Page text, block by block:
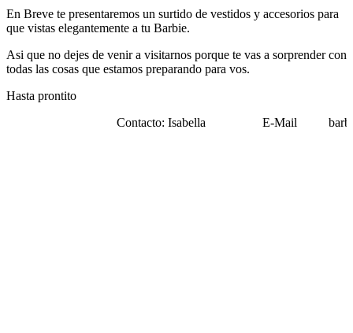
En Breve te presentaremos un surtido de vestidos y accesorios para
que vistas elegantemente a tu Barbie.
Asi que no dejes de venir a visitarnos porque te vas a sorprender con
todas las cosas que estamos preparando para vos.
Hasta prontito
Contacto: Isabella E-Mail